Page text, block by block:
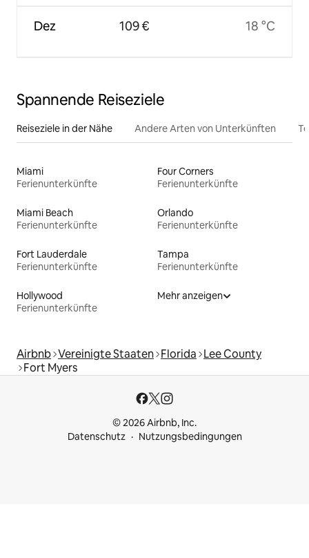
Dez 109 € 18 °C
Spannende Reiseziele
Reiseziele in der Nähe Andere Arten von Unterkünften
Miami
Ferienunterkünfte
Four Corners
Ferienunterkünfte
Miami Beach
Ferienunterkünfte
Orlando
Ferienunterkünfte
Fort Lauderdale
Ferienunterkünfte
Tampa
Ferienunterkünfte
Hollywood
Ferienunterkünfte
Mehr anzeigen
Airbnb Vereinigte Staaten Florida Lee County
Fort Myers
© 2026 Airbnb, Inc.
Datenschutz
Nutzungsbedingungen